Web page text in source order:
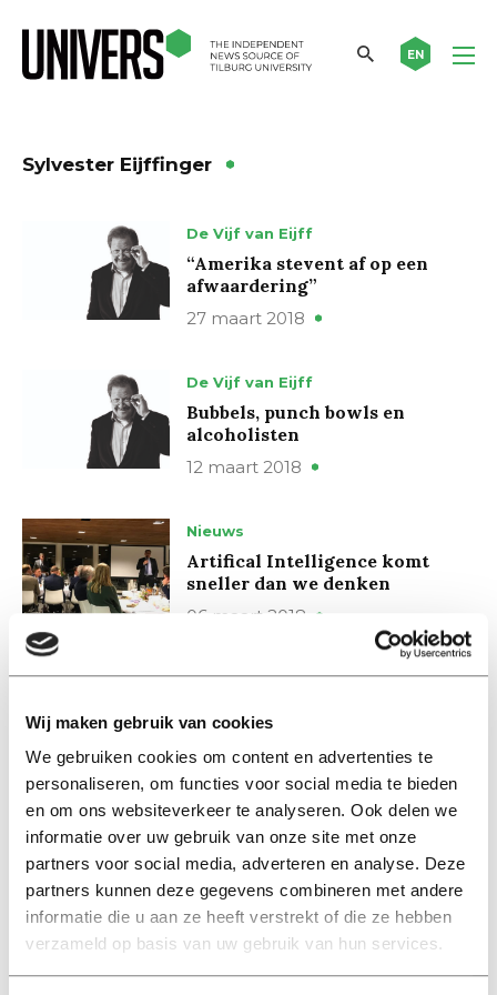
Wij maken gebruik van cookies
We gebruiken cookies om content en advertenties te
personaliseren, om functies voor social media te bieden
en om ons websiteverkeer te analyseren. Ook delen we
informatie over uw gebruik van onze site met onze
partners voor social media, adverteren en analyse. Deze
partners kunnen deze gegevens combineren met andere
informatie die u aan ze heeft verstrekt of die ze hebben
verzameld op basis van uw gebruik van hun services.
EN
Sylvester Eijffinger
De Vijf van Eijff
“Amerika stevent af op een
afwaardering”
27 maart 2018
De Vijf van Eijff
Bubbels, punch bowls en
alcoholisten
12 maart 2018
Nieuws
Artifical Intelligence komt
sneller dan we denken
06 maart 2018
De Vijf van Eijff
frietfabriek’
27 februari 2018
Nieuws
Haviken en duiven sturen
13 februari 2018
International